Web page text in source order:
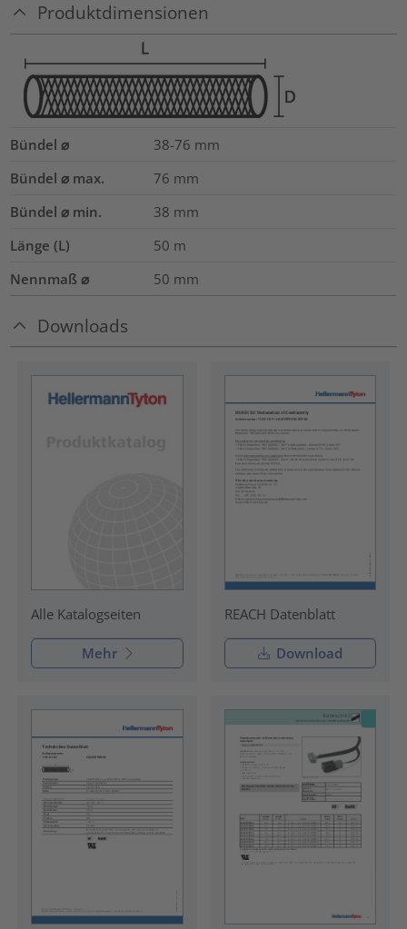
Produktdimensionen
Bündel ⌀ 38-76 mm
Bündel ⌀ max.
76 mm
Bündel ⌀ min.
38 mm
Länge (L)
50 m
Nennmaß ⌀
50 mm
Downloads
Alle Katalogseiten
Mehr
REACH Datenblatt
Download